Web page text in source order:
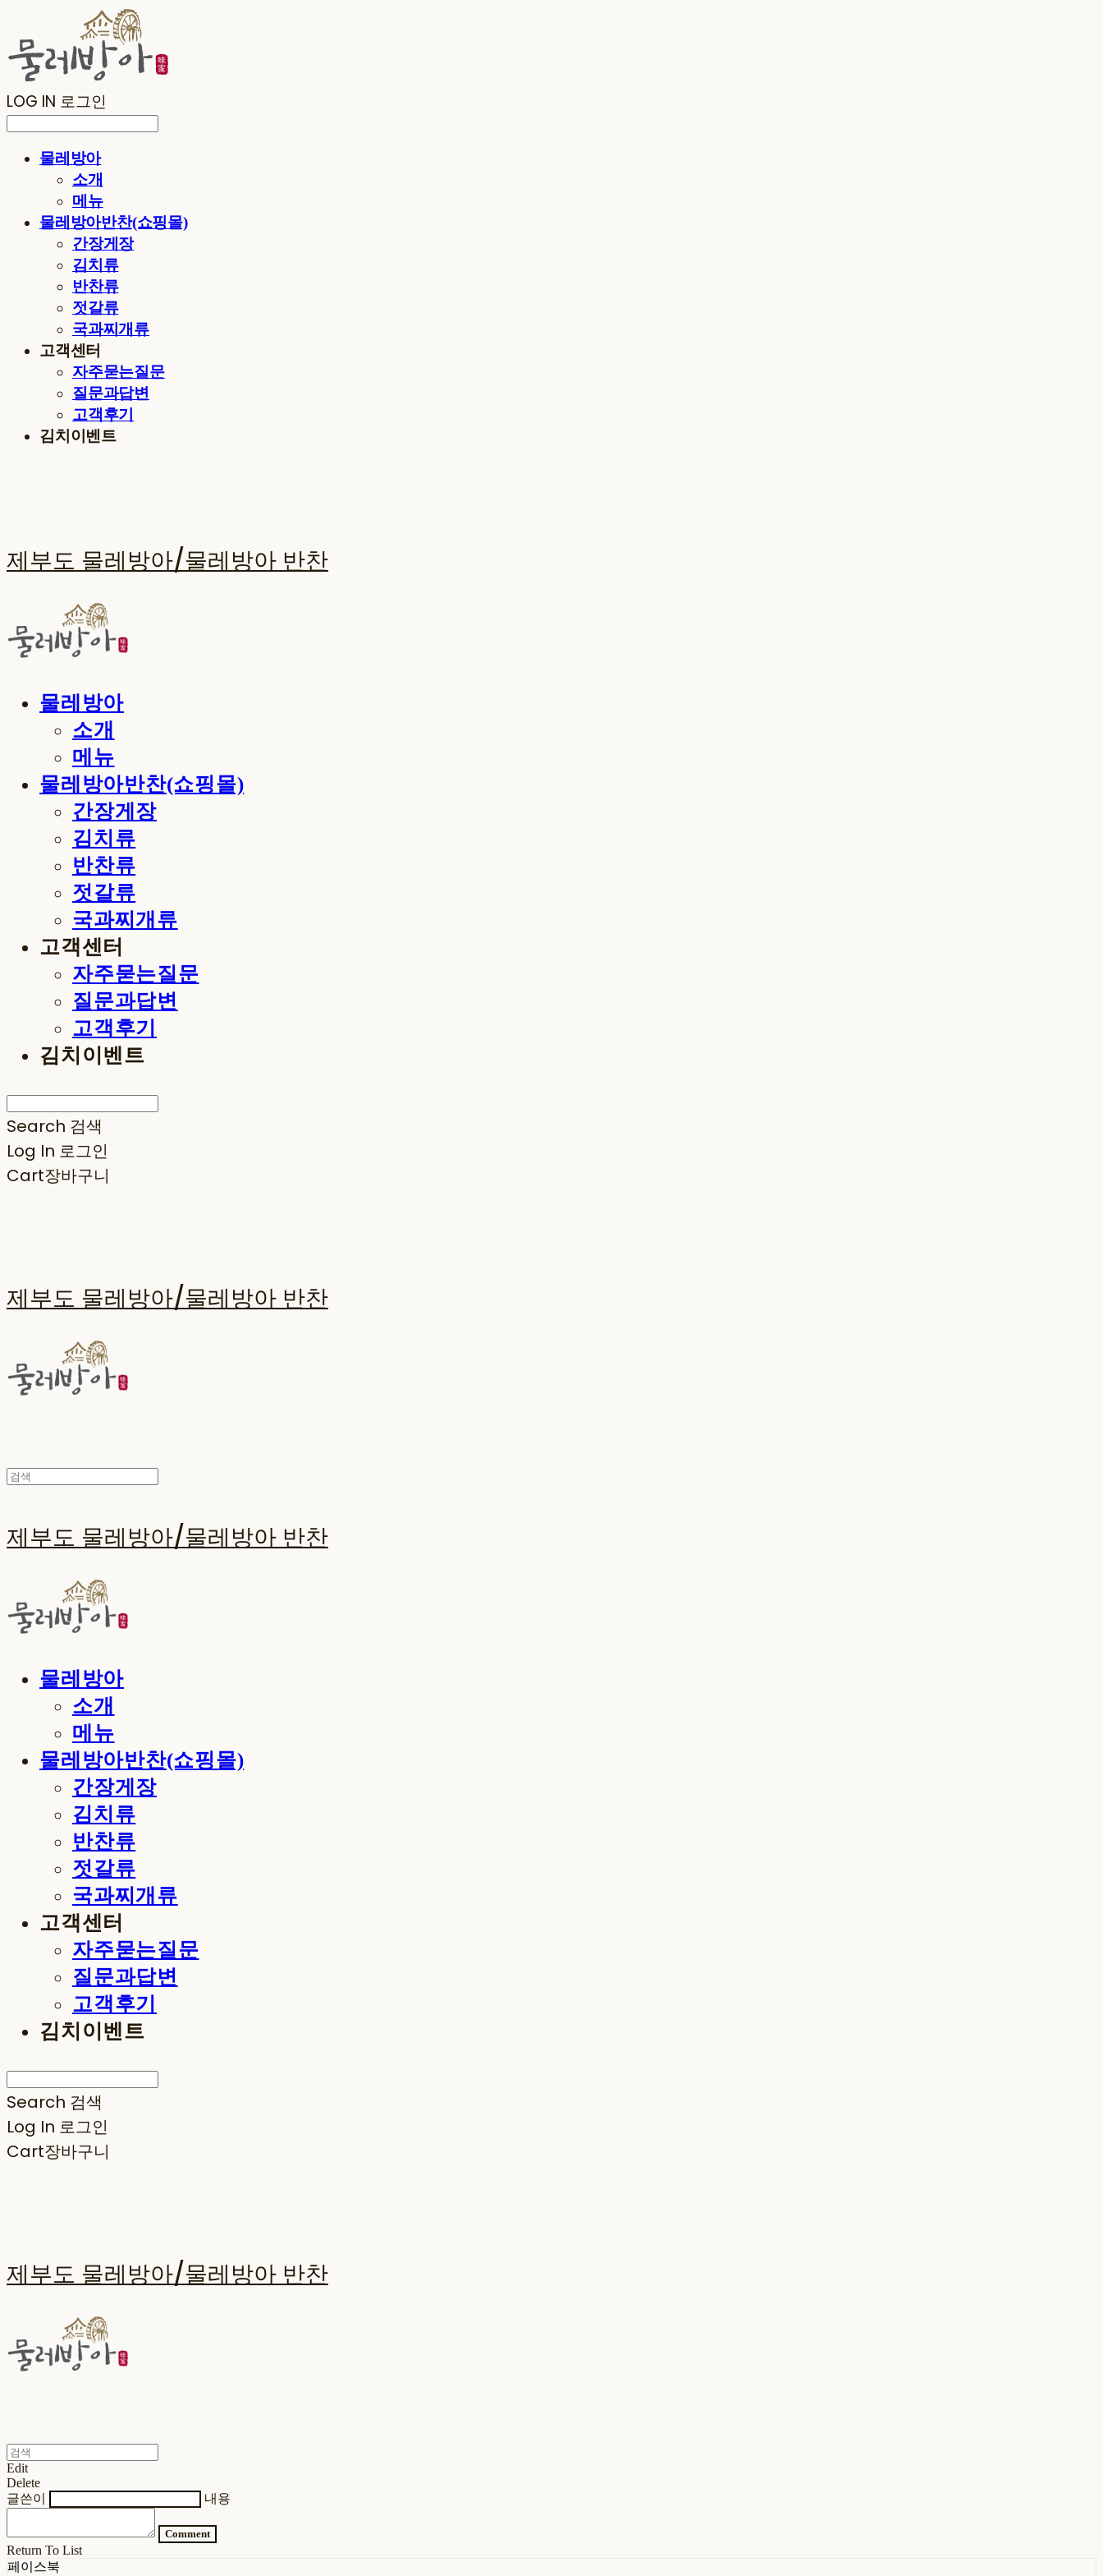
LOG IN 로그인
물레방아
소개
메뉴
물레방아반찬(쇼핑몰)
간장게장
김치류
반찬류
젓갈류
국과찌개류
고객센터
자주묻는질문
질문과답변
고객후기
김치이벤트
제부도 물레방아/물레방아 반찬
물레방아
소개
메뉴
물레방아반찬(쇼핑몰)
간장게장
김치류
반찬류
젓갈류
국과찌개류
고객센터
자주묻는질문
질문과답변
고객후기
김치이벤트
Search 검색
Log In 로그인
Cart장바구니
제부도 물레방아/물레방아 반찬
제부도 물레방아/물레방아 반찬
물레방아
소개
메뉴
물레방아반찬(쇼핑몰)
간장게장
김치류
반찬류
젓갈류
국과찌개류
고객센터
자주묻는질문
질문과답변
고객후기
김치이벤트
Search 검색
Log In 로그인
Cart장바구니
제부도 물레방아/물레방아 반찬
Edit
Delete
글쓴이
내용
Comment
Return To List
페이스북